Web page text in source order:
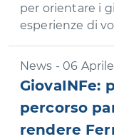
per orientare i
esperienze di
News - 06
GiovaINFe:
percorso
rendere